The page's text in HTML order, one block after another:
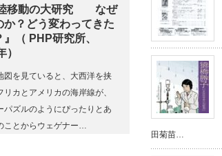
陸移動の大研究 なぜ
か？どう変わってきた
』（ PHP研究所、
）
を見ていると、大西洋を挟
リカとアメリカの海岸線が、
パズルのようにぴったりとあ
ことからウェゲナー…
田菊苗…